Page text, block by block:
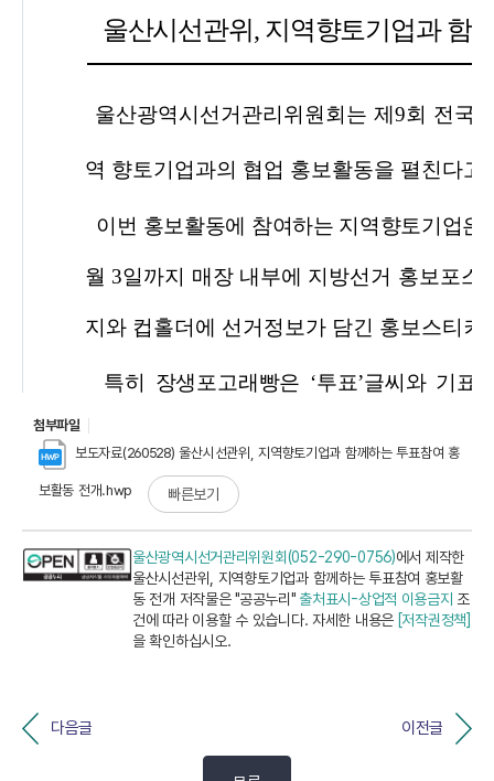
첨부파일
보도자료(260528) 울산시선관위, 지역향토기업과 함께하는 투표참여 홍
보활동 전개.hwp 빠른보기
울산광역시선거관리위원회(052-290-0756)에서 제작한
울산시선관위, 지역향토기업과 함께하는 투표참여 홍보활
동 전개 저작물은 "공공누리" 출처표시-상업적 이용금지 조
건에 따라 이용할 수 있습니다. 자세한 내용은 [저작권정책]
을 확인하십시오.
다음글 이전글